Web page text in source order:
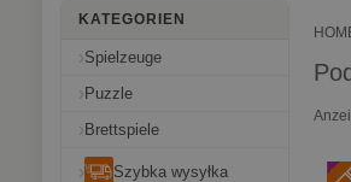
KATEGORIEN
Spielzeuge
Puzzle
Brettspiele
Szybka wysyłka